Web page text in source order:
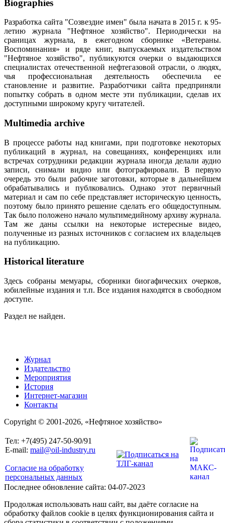
Biographies
Разработка сайта "Созвездие имен" была начата в 2015 г. к 95-
летию журнала "Нефтяное хозяйство". Периодически на
сраницах журнала, в ежегодном сборнике «Ветераны.
Воспоминания» и ряде книг, выпускаемых издательством
"Нефтяное хозяйство", публикуются очерки о выдающихся
специалистах отечественной нефтегазовой отрасли, о людях,
чья профессиональная деятельность обеспечила ее
становление и развитие. Разработчики сайта предприняли
попытку собрать в одном месте эти публикации, сделав их
доступными широкому кругу читателей.
Multimedia archive
В процессе работы над книгами, при подготовке некоторых
публикаций в журнал, на совещаниях, конференциях или
встречах сотрудники редакции журнала иногда делали аудио
записи, снимали видио или фотографировали. В первую
очередь это были рабочие заготовки, которые в дальнейшем
обрабатывались и публковались. Однако этот первичный
материал и сам по себе представляет историческую ценность,
поэтому было принято решение сделать его общедоступным.
Так было положено начало мультимедийному архиву журнала.
Там же даны ссылки на некоторые истересные видео,
полученные из разных источников с согласием их владельцев
на публикацию.
Historical literature
Здесь собраны мемуары, сборники биогафических очерков,
юбилейные издания и т.п. Все издания находятся в свободном
доступе.
Раздел не найден.
Журнал
Издательство
Мероприятия
История
Интернет-магазин
Контакты
Copyright © 2001-2026, «Нефтяное хозяйство»
Тел: +7(495) 247-50-90/91
E-mail: mail@oil-industry.ru
Согласие на обработку
персональных данных
Последнее обновление сайта: 04-07-2023
Продолжая использовать наш сайт, вы даёте согласие на
обработку файлов cookie в целях функционирования сайта и